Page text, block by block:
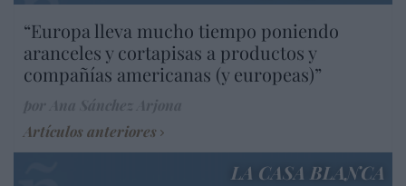
“Europa lleva mucho tiempo poniendo
aranceles y cortapisas a productos y
compañías americanas (y europeas)”
Artículos anteriores
LA CASA BLANCA